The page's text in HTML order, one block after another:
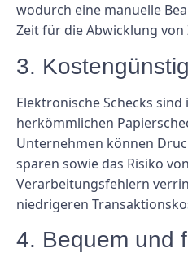
wodurch eine manuelle
Zeit für die Abwicklung
3. Kostengünstig
Elektronische Schecks sind
herkömmlichen
Unternehmen können
sparen sowie das Risiko
Verarbeitungsfehlern
niedrigeren
4. Bequem und